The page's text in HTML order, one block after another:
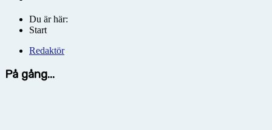
Du är här:
Start
Redaktör
På gång...